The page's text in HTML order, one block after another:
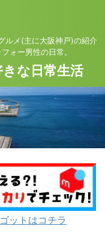
ルメ(主に大阪神戸)の紹介
ォー男性の日常。
な日常生活
ットはコチラ